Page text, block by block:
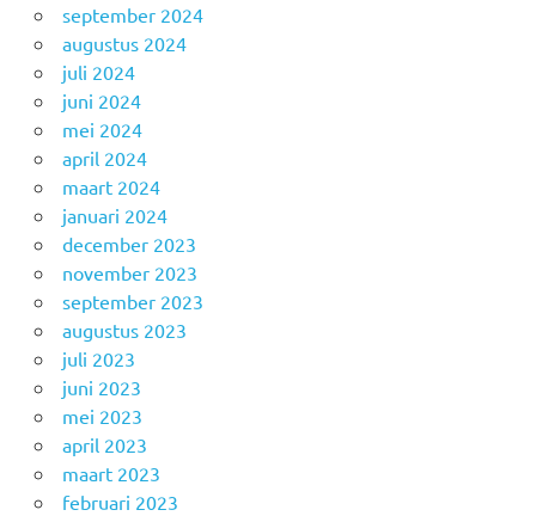
september 2024
augustus 2024
juli 2024
juni 2024
mei 2024
april 2024
maart 2024
januari 2024
december 2023
november 2023
september 2023
augustus 2023
juli 2023
juni 2023
mei 2023
april 2023
maart 2023
februari 2023